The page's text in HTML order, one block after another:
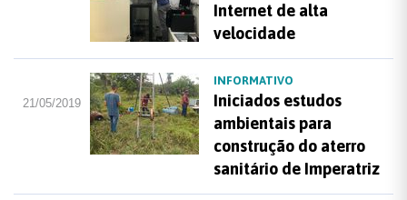
Internet de alta
velocidade
21/05/2019
INFORMATIVO
Iniciados estudos
ambientais para
construção do aterro
sanitário de Imperatriz